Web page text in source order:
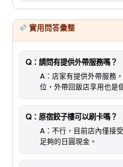
實用問答彙整
Q：請問有提供外帶服務嗎？
A：店家有提供外帶服務
位，外帶回飯店享用也是
Q：原宿餃子樓可以刷卡嗎？
A：不行，目前店內僅接
足夠的日圓現金。